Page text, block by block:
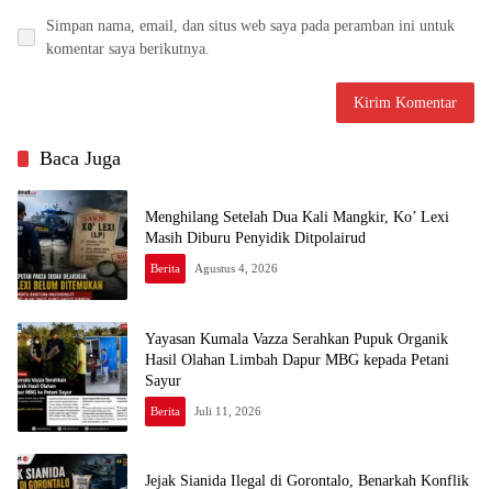
Simpan nama, email, dan situs web saya pada peramban ini untuk
komentar saya berikutnya.
Baca Juga
Menghilang Setelah Dua Kali Mangkir, Ko’ Lexi
Masih Diburu Penyidik Ditpolairud
Berita Agustus 4, 2026
Yayasan Kumala Vazza Serahkan Pupuk Organik
Hasil Olahan Limbah Dapur MBG kepada Petani
Sayur
Berita Juli 11, 2026
Jejak Sianida Ilegal di Gorontalo, Benarkah Konflik